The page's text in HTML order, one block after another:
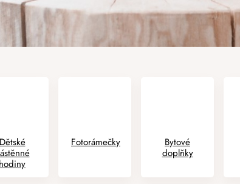
Dětské
hodiny
Fotorámečky
Bytové
doplňky